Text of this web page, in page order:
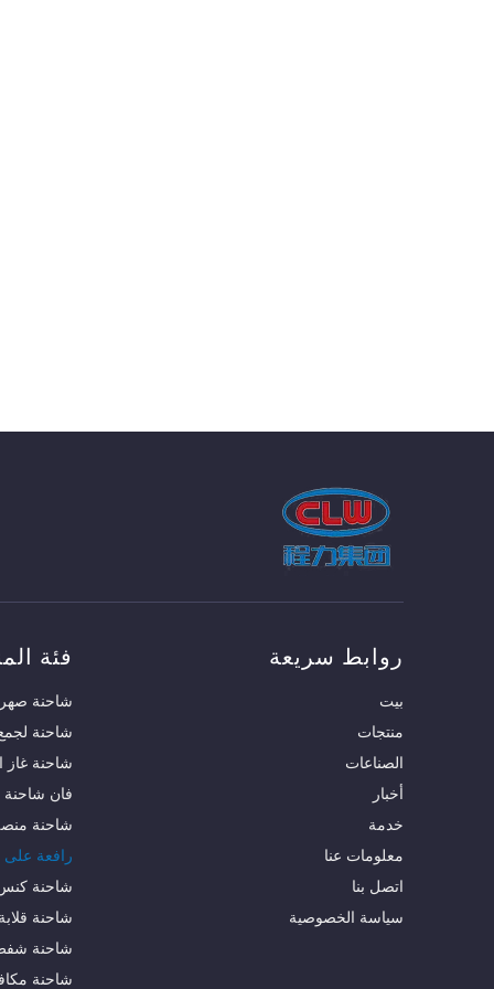
روابط سريعة
بيت
منتجات
الصناعات
أخبار
خدمة
معلومات عنا
اتصل بنا
سياسة الخصوصية
فئة
شاحنة
شاحنة
شاحنة غاز
فان شاحنة
شاحنة
رافعة
شاحنة
شاحنة قلابة
شاحنة
شاحنة